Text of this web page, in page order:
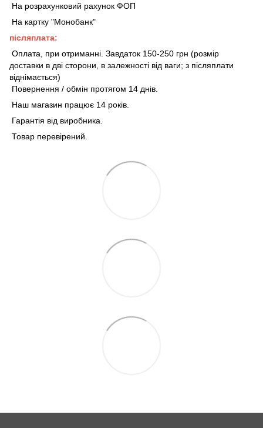
На розрахунковий рахунок ФОП
На картку "Монобанк"
післяплата:
Оплата, при отриманні. Завдаток 150-250 грн (розмір
доставки в дві сторони, в залежності від ваги; з післяплати
віднімається)
Повернення / обмін протягом 14 днів.
Наш магазин працює 14 років.
Гарантія від виробника.
Товар перевірений.